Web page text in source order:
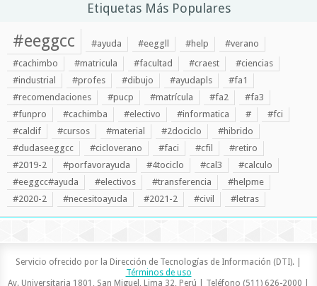
Etiquetas Más Populares
#eeggcc #ayuda #eeggll #help
#verano
#cachimbo
#matricula #facultad #craest
#ciencias
#industrial
#profes #dibujo #ayudapls
#fa1
#recomendaciones
#pucp #matrícula #fa2
#fa3
#funpro
#cachimba #electivo #informatica #
#fci
#caldif
#cursos #material #2dociclo
#hibrido
#dudaseeggcc
#cicloverano #faci #cfil
#retiro
#2019-2
#porfavorayuda #4tociclo #cal3
#calculo
#eeggcc#ayuda
#electivos #transferencia
#helpme
#2020-2
#necesitoayuda #2021-2 #civil #letras
Servicio ofrecido por la Dirección de Tecnologías de Información (DTI). |
Términos de uso
Av. Universitaria 1801, San Miguel, Lima 32, Perú | Teléfono (511) 626-2000 |